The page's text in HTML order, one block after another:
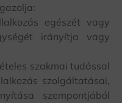
egészét vagy
irányítja vagy
szakmai tudással
szolgáltatásai,
szempontjából